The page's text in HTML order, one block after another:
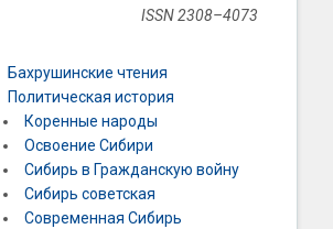
ISSN 2308–4073
Бахрушинские чтения
Политическая история
Коренные народы
Освоение Сибири
Сибирь в Гражданскую войну
Сибирь советская
Современная Сибирь